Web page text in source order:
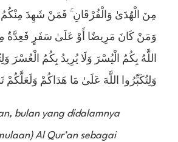
مِنَ الْهُدَىٰ وَالْفُرْقَانِ ۚ فَمَنْ شَهِدَ
وَمَنْ كَانَ مَرِيضًا أَوْ عَلَىٰ سَفَرٍ فَعِدَّةٌ
اللَّهُ بِكُمُ الْيُسْرَ وَلَا يُرِيدُ بِكُمُ الْعُسْرَ
وَلِتُكَبِّرُوا اللَّهَ عَلَىٰ مَا هَدَاكُمْ
bulan yang didalamnya
Al Qur’an sebagai